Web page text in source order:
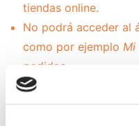
tiendas online.
No podrá acceder al
como por ejemplo Mi
pedidos
Tiendas online: Le
online, tendrán que